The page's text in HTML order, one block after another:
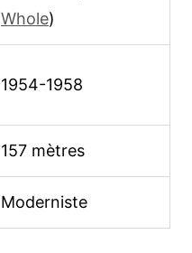
Whole)
1954-1958
157 mètres
Moderniste